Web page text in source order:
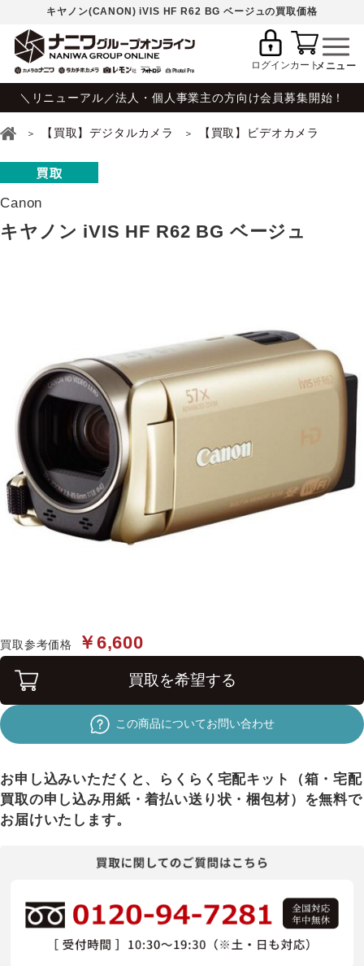
キヤノン(CANON) iVIS HF R62 BG ベージュの買取価格
ログインカート
＼リニューアル／法人・個人事業主の方向け会員募集開始！
【買取】デジタルカメラ 【買取】ビデオカメラ
Canon
キヤノン iVIS HF R62 BG ベージュ
買取参考価格 ￥6,600
買取を希望する
この商品についてお問い合わせ
お申し込みいただくと、らくらく宅配キット（箱・宅配
買取の申し込み用紙・着払い送り状・梱包材）を無料で
お届けいたします。